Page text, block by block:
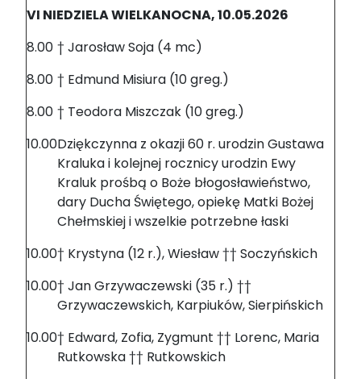
VI NIEDZIELA WIELKANOCNA, 10.05.2026
8.00 † Jarosław Soja (4 mc)
8.00 † Edmund Misiura (10 greg.)
8.00 † Teodora Miszczak (10 greg.)
10.00Dziękczynna z okazji 60 r. urodzin Gustawa
Kraluka i kolejnej rocznicy urodzin Ewy
Kraluk prośbą o Boże błogosławieństwo,
dary Ducha Świętego, opiekę Matki Bożej
Chełmskiej i wszelkie potrzebne łaski
10.00† Krystyna (12 r.), Wiesław †† Soczyńskich
10.00† Jan Grzywaczewski (35 r.) ††
Grzywaczewskich, Karpiuków, Sierpińskich
10.00† Edward, Zofia, Zygmunt †† Lorenc, Maria
Rutkowska †† Rutkowskich